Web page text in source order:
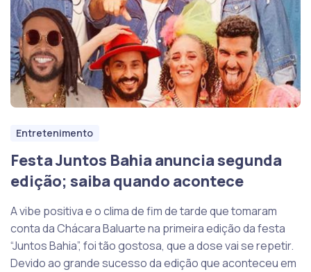
Entretenimento
Festa Juntos Bahia anuncia segunda
edição; saiba quando acontece
A vibe positiva e o clima de fim de tarde que tomaram
conta da Chácara Baluarte na primeira edição da festa
“Juntos Bahia”, foi tão gostosa, que a dose vai se repetir.
Devido ao grande sucesso da edição que aconteceu em